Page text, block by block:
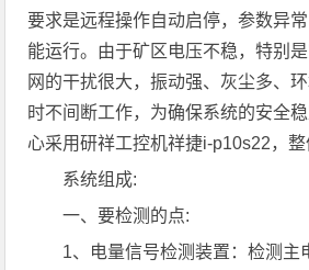
要求是远程操作自动启停，参数异
能运行。由于矿区电压不稳，特别
网的干扰很大，振动强、灰尘多、
时不间断工作，为确保系统的安全
心采用研祥工控机祥捷i-p10s22，整
系统组成:
一、要检测的点:
1、电量信号检测装置：检测主